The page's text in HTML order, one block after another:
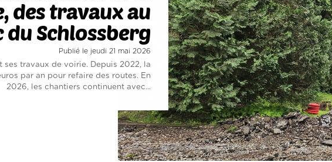
des travaux au
du Schlossberg
Publié le jeudi 21 mai 2026
travaux de voirie. Depuis 2022, la
par an pour refaire des routes. En
2026, les chantiers continuent avec...